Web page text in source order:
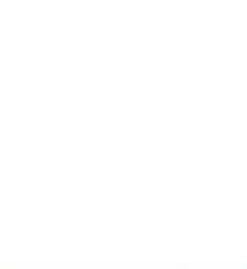
mit Produkttests und